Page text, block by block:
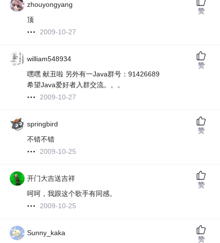
zhouyongyang
顶
2009-10-27
赞
william548934
嘿嘿 献丑啦 另外有一Java群号：91426689
希望Java爱好者入群交流。。。
2009-10-27
赞
springbird
不错不错
2009-10-25
赞
开门大吉送吉祥
呵呵，我跟这个歌手有同感。
2009-10-25
赞
Sunny_kaka
赞